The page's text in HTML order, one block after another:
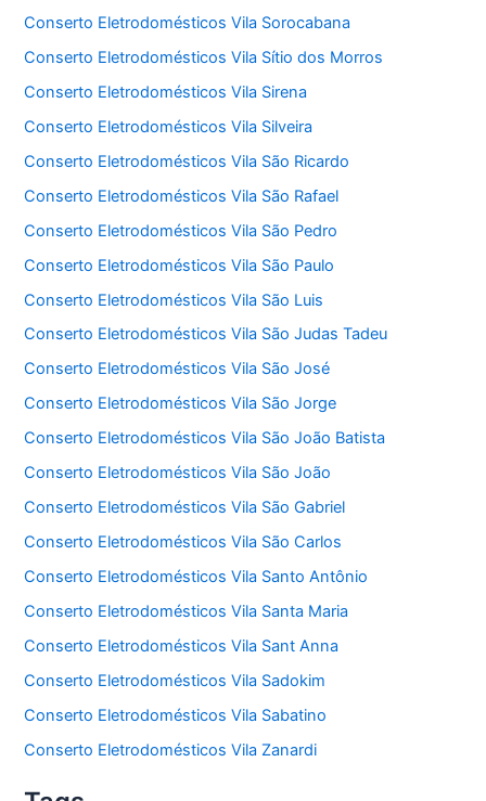
Conserto Eletrodomésticos Vila Sorocabana
Conserto Eletrodomésticos Vila Sítio dos Morros
Conserto Eletrodomésticos Vila Sirena
Conserto Eletrodomésticos Vila Silveira
Conserto Eletrodomésticos Vila São Ricardo
Conserto Eletrodomésticos Vila São Rafael
Conserto Eletrodomésticos Vila São Pedro
Conserto Eletrodomésticos Vila São Paulo
Conserto Eletrodomésticos Vila São Luis
Conserto Eletrodomésticos Vila São Judas Tadeu
Conserto Eletrodomésticos Vila São José
Conserto Eletrodomésticos Vila São Jorge
Conserto Eletrodomésticos Vila São João Batista
Conserto Eletrodomésticos Vila São João
Conserto Eletrodomésticos Vila São Gabriel
Conserto Eletrodomésticos Vila São Carlos
Conserto Eletrodomésticos Vila Santo Antônio
Conserto Eletrodomésticos Vila Santa Maria
Conserto Eletrodomésticos Vila Sant Anna
Conserto Eletrodomésticos Vila Sadokim
Conserto Eletrodomésticos Vila Sabatino
Conserto Eletrodomésticos Vila Zanardi